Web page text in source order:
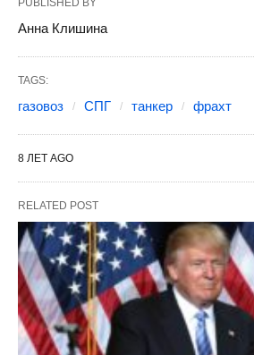
PUBLISHED BY
Анна Клишина
TAGS:
газовоз СПГ танкер фрахт
8 ЛЕТ AGO
RELATED POST